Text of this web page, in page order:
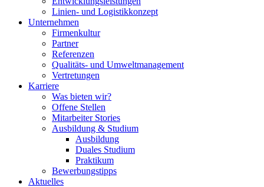
Linien- und Logistikkonzept
Unternehmen
Firmenkultur
Partner
Referenzen
Qualitäts- und Umweltmanagement
Vertretungen
Karriere
Was bieten wir?
Offene Stellen
Mitarbeiter Stories
Ausbildung & Studium
Ausbildung
Duales Studium
Praktikum
Bewerbungstipps
Aktuelles